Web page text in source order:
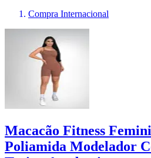
Compra Internacional
Macacão Fitness
Poliamida Modelador